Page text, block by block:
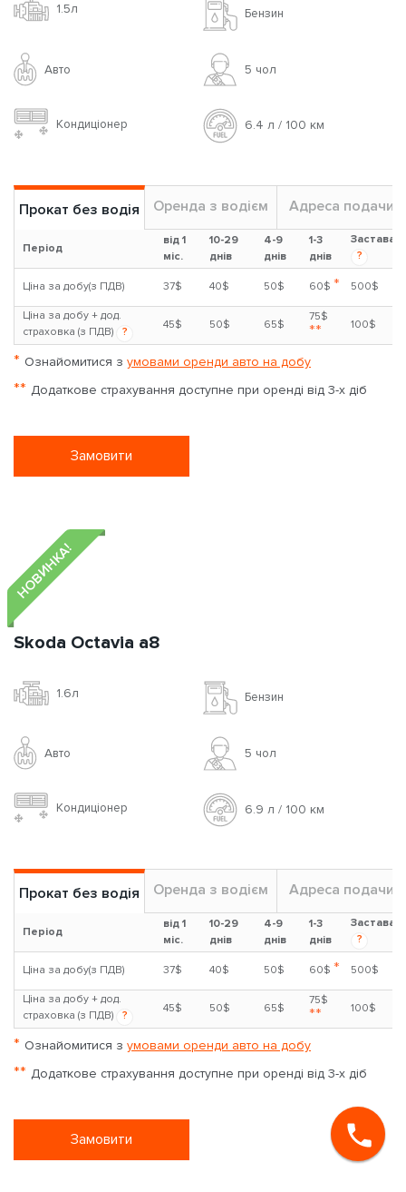
1.5л Бензин
Авто 5 чoл
Кондиціонер 6.4 л / 100 км
Прокат без водія Оренда з водієм Адреса подачи
Період
від 1
міс.
10-29
днів
4-9
днів
1-3
днів
Застава
?
Ціна за добу(з ПДВ) 37$ 40$ 50$ 60$ * 500$
Ціна за добу + дод.
страховка (з ПДВ)
?
45$ 50$ 65$
75$
** 100$
* Ознайомитися з умовами оренди авто на добу
** Додаткове страхування доступне при оренді від 3-х діб
Замовити
НОВИНКА!
Бензин
Авто 5 чoл
Кондиціонер
Адреса подачи
Застава